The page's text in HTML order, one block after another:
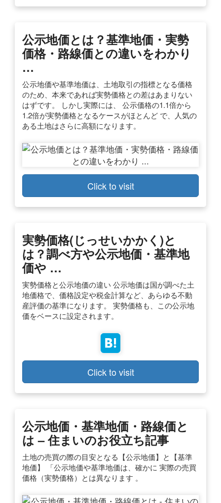
公示地価とは？基準地価・実勢
価格・路線価との違いをわかり
…
公示地価や基準地価は、土地取引の指標となる価格
のため、本来であれば実勢価格との差はあまりない
はずです。 しかし実際には、 公示価格の1.1倍から
1.2倍が実勢価格となるケースがほとんど で、人気の
ある土地はさらに高額になります。
Click to visit
実勢価格(じっせいかかく)と
は？調べ方や公示地価・基準地
価や …
実勢価格と公示地価の違い 公示地価は国が調べた土
地価格で、価格設定や税金計算など、あらゆる不動
産評価の基準になります。 実勢価格も、この公示地
価をベースに設定されます。
Click to visit
公示地価・基準地価・路線価と
は – 住まいのお役立ち記事
土地の売買の際の目安となる【公示地価】と【基準
地価】 「公示地価や基準地価は、確かに 実際の売買
価格（実勢価格）とは異なります 。